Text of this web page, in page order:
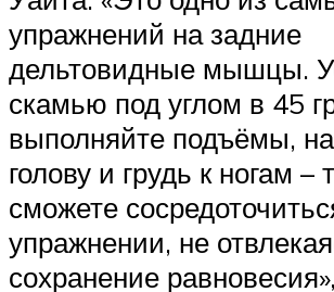
упражнений на задние
дельтовидные мышцы.
скамью под углом в 45
выполняйте подъёмы,
голову и грудь к ногам –
сможете
упражнении, не
сохранение